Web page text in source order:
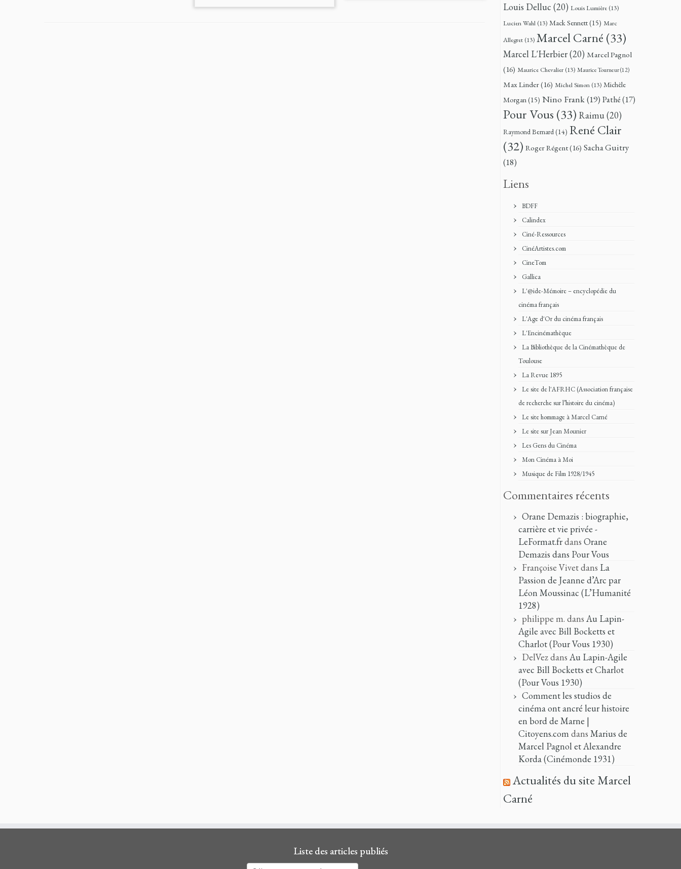
Louis Delluc (20) Louis Lumière (13)
Lucien Wahl (13) Mack Sennett(15) Marc
Allegret (13) Marcel Carné (33)
Marcel L'Herbier(20) Marcel Pagnol
(16) Maurice Chevalier (13) Maurice Tourneur(12)
Max Linder(16) Michel Simon (13) Michèle
Morgan(15) Nino Frank(19) Pathé(17)
Pour Vous (33) Raimu(20)
Raymond Bernard(14) René Clair
(32) Roger Régent(16) Sacha Guitry
(18)
Liens
BDFF
Calindex
Ciné-Ressources
CinéArtistes.com
CineTom
Gallica
L'@ide-Mémoire – encyclopédie du
cinéma français
L'Age d'Or du cinéma français
L'Encinémathèque
La Bibliothèque de la Cinémathèque de
Toulouse
La Revue 1895
Le site de l'AFRHC (Association française
de recherche sur l’histoire du cinéma)
Le site hommage à Marcel Carné
Le site sur Jean Mounier
Les Gens du Cinéma
Mon Cinéma à Moi
Musique de Film 1928/1945
Commentaires récents
Orane Demazis : biographie,
carrière et vie privée -
LeFormat.frdans Orane
Demazis dans Pour Vous
Françoise Vivetdans La
Passion de Jeanne d’Arc par
Léon Moussinac (L’Humanité
1928)
philippe m. dans Au Lapin-
Agile avec Bill Bocketts et
Charlot (Pour Vous 1930)
DelVezdans Au Lapin-Agile
avec Bill Bocketts et Charlot
(Pour Vous 1930)
Comment les studios de
cinéma ont ancré leur histoire
en bord de Marne |
Citoyens.comdans Marius de
Marcel Pagnol et Alexandre
Korda (Cinémonde 1931)
Actualités du site Marcel
Carné
Liste des articles publiés